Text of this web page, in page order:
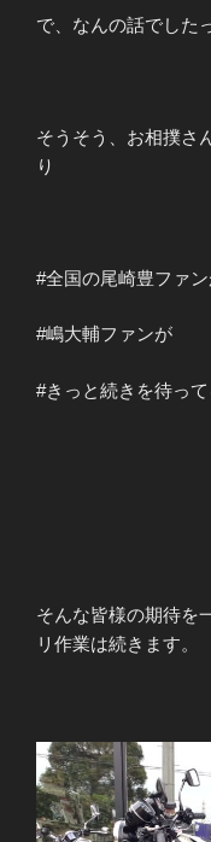
で、なんの話でした
そうそう、お相撲さ
り
#全国の尾崎豊ファ
#嶋大輔ファンが
#きっと続きを待って
そんな皆様の期待を
リ作業は続きます。